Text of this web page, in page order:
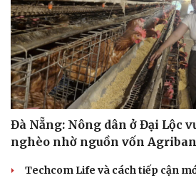
Đà Nẵng: Nông dân ở Đại Lộc
nghèo nhờ nguồn vốn
Techcom Life và cách tiếp cận